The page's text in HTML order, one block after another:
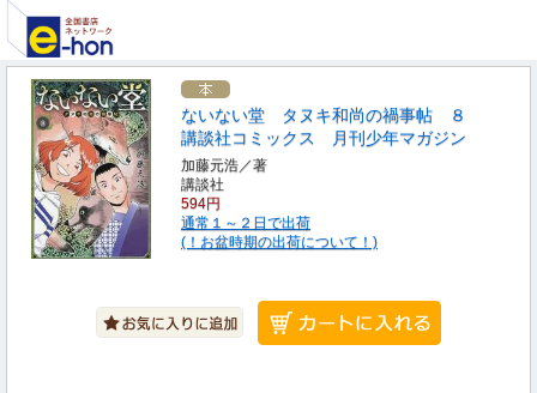
ないない堂 タヌキ和尚の禍事帖 ８
講談社コミックス 月刊少年マガジン
加藤元浩／著
講談社
594円
通常１～２日で出荷
(！お盆時期の出荷について！)